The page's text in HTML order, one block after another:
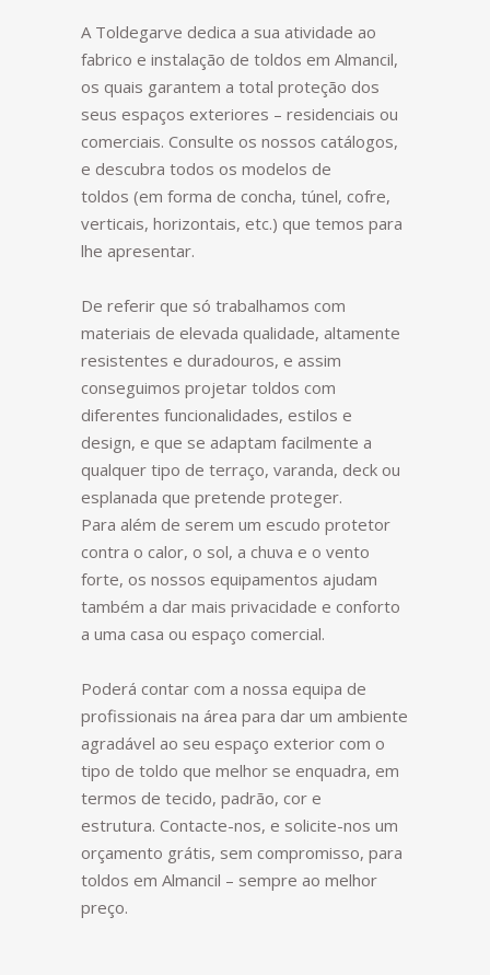
A Toldegarve dedica a sua atividade ao
fabrico e instalação de toldos em Almancil,
os quais garantem a total proteção dos
seus espaços exteriores – residenciais ou
comerciais. Consulte os nossos catálogos,
e descubra todos os modelos de
toldos (em forma de concha, túnel, cofre,
verticais, horizontais, etc.) que temos para
lhe apresentar.
De referir que só trabalhamos com
materiais de elevada qualidade, altamente
resistentes e duradouros, e assim
conseguimos projetar toldos com
diferentes funcionalidades, estilos e
design, e que se adaptam facilmente a
qualquer tipo de terraço, varanda, deck ou
esplanada que pretende proteger.
Para além de serem um escudo protetor
contra o calor, o sol, a chuva e o vento
forte, os nossos equipamentos ajudam
também a dar mais privacidade e conforto
a uma casa ou espaço comercial.
Poderá contar com a nossa equipa de
profissionais na área para dar um ambiente
agradável ao seu espaço exterior com o
tipo de toldo que melhor se enquadra, em
termos de tecido, padrão, cor e
estrutura. Contacte-nos, e solicite-nos um
orçamento grátis, sem compromisso, para
toldos em Almancil – sempre ao melhor
preço.